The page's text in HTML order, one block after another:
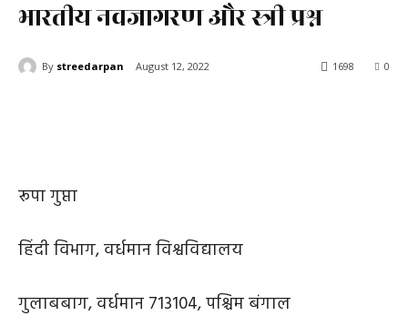
भारतीय नवजागरण और स्त्री प्रश्न
By streedarpan August 12, 2022 0
1698
रूपा गुप्ता
हिंदी विभाग, वर्धमान विश्वविद्यालय
गुलाबबाग, वर्धमान 713104, पश्चिम बंगाल